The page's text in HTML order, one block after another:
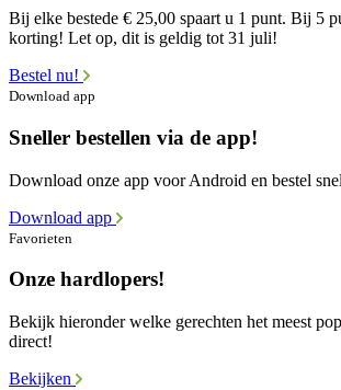
Bij elke bestede € 25,00 spaart u 1 punt. Bij 5
korting! Let op, dit is geldig tot 31 juli!
Bestel nu!
Download app
Sneller bestellen via de app!
Download onze app voor Android en bestel
Download app
Favorieten
Onze hardlopers!
Bekijk hieronder welke gerechten het meest
direct!
Bekijken